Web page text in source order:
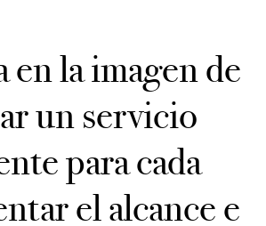
la imagen de
un servicio
para cada
el alcance e